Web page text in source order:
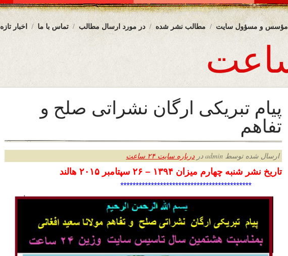
اخبار تازه تماس با ما در مورد ارسال مطالب مطالب نشر شده مؤسس و مسؤول سایت
پیام تبریکی ارگان نشراتی صلح و
تفاهم
ارسال شده توسط admin در درباره سایت ۲۴ ساعت
تاریخ نشر شنبه چهارم میزان ۱۳۹۴ – ۲۶ سپتامبر ۲۰۱۵ هالند
*******************************************